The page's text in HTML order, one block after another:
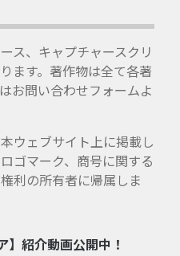
ス、キャプチャースクリ
ます。著作物は全て各著
お問い合わせフォームよ
ウェブサイト上に掲載し
ゴマーク、商号に関する
利の所有者に帰属しま
紹介動画公開中！